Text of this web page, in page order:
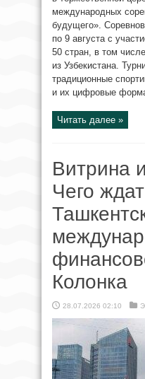
международных
будущего».
по 9 августа с
50 стран, в том
из Узбекистана.
традиционные
и их цифровые
Читать далее »
Витрина
Чего
Колонка
28.07.2026 02:10